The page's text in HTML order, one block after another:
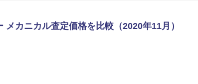
カニカル査定価格を比較（2020年11月）